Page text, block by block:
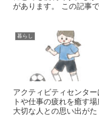
があります。 この記事
暮らし
アクティビティセンタ
トや仕事の疲れを癒す
大切な人との思い出が